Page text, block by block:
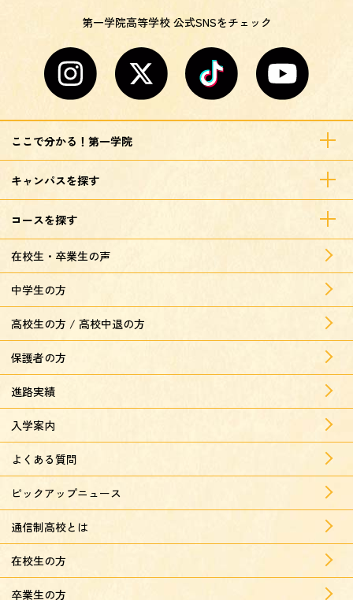
第一学院高等学校 公式SNSをチェック
ここで分かる！第一学院
キャンパスを探す
コースを探す
在校生・卒業生の声
中学生の方
高校生の方 / 高校中退の方
保護者の方
進路実績
入学案内
よくある質問
ピックアップニュース
通信制高校とは
在校生の方
卒業生の方